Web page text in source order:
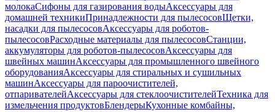
молокаСифоны для газирования водыАксессуары для
домашней техникиПринадлежности для пылесосовЩетки,
насадки для пылесосовАксессуары для роботов-
пылесосовРасходные материалы для пылесосовСтанции,
аккумуляторы для роботов-пылесосовАксессуары для
швейных машинАксессуары для промышленного швейного
оборудованияАксессуары для стиральных и сушильных
машинАксессуары для пароочистителей,
отпаривателейАксессуары для стеклоочистителейТехника для
измельчения продуктовБлендерыКухонные комбайны,